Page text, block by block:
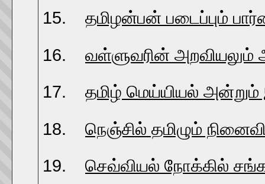
15. தமிழன்பன் படைப்பும்
16. வள்ளுவரின் அறவியலும்
17. தமிழ் மெய்யியல்
18. நெஞ்சில் தமிழும்
19. செவ்வியல் நோக்கில்